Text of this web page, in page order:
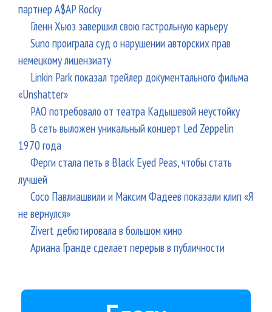
партнер A$AP Rocky
Гленн Хьюз завершил свою гастрольную карьеру
Suno проиграла суд о нарушении авторских прав
немецкому лицензиату
Linkin Park показал трейлер документального фильма
«Unshatter»
РАО потребовало от театра Кадышевой неустойку
В сеть выложен уникальный концерт Led Zeppelin
1970 года
Ферги стала петь в Black Eyed Peas, чтобы стать
лучшей
Сосо Павлиашвили и Максим Фадеев показали клип «Я
не вернулся»
Zivert дебютировала в большом кино
Ариана Гранде сделает перерыв в публичности